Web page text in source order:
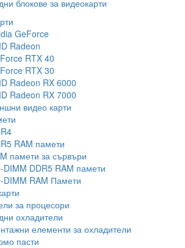
блокове за видеокарти
GeForce
Radeon
RTX 40
RTX 30
Radeon RX 6000
Radeon RX 7000
видео карти
RAM памети
памети за сървъри
DIMM DDR5 RAM памети
DIMM RAM Памети
за процесори
охладители
елементи за охладители
пасти